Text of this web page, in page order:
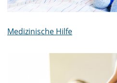
Medizinische Hilfe